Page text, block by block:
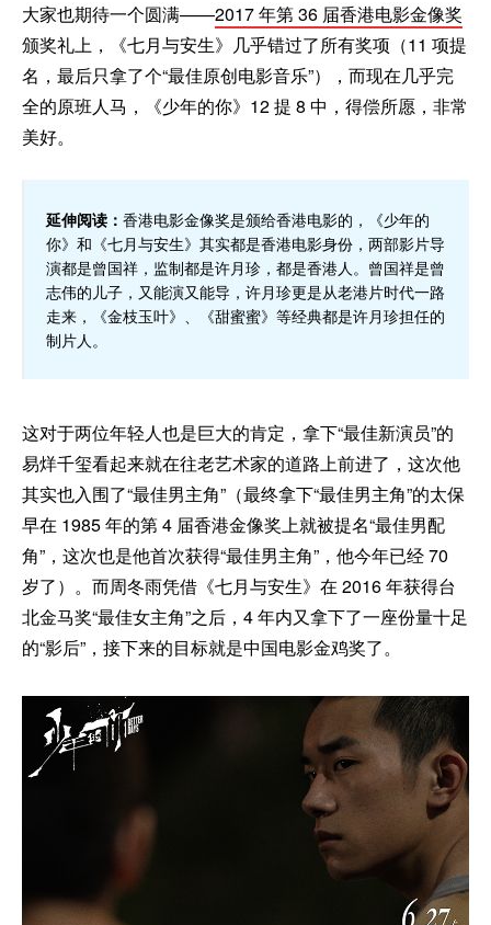
大家也期待一个圆满——2017 年第 36 届香港电影金像奖
颁奖礼上，《七月与安生》几乎错过了所有奖项（11 项提
名，最后只拿了个“最佳原创电影音乐”），而现在几乎完
全的原班人马，《少年的你》12 提 8 中，得偿所愿，非常
美好。
延伸阅读： 香港电影金像奖是颁给香港电影的，《少年的
你》和《七月与安生》其实都是香港电影身份，两部影片导
演都是曾国祥，监制都是许月珍，都是香港人。曾国祥是曾
志伟的儿子，又能演又能导，许月珍更是从老港片时代一路
走来，《金枝玉叶》、《甜蜜蜜》等经典都是许月珍担任的
制片人。
这对于两位年轻人也是巨大的肯定，拿下“最佳新演员”的
易烊千玺看起来就在往老艺术家的道路上前进了，这次他
其实也入围了“最佳男主角”（最终拿下“最佳男主角”的太保
早在 1985 年的第 4 届香港金像奖上就被提名“最佳男配
角”，这次也是他首次获得“最佳男主角”，他今年已经 70
岁了）。而周冬雨凭借《七月与安生》在 2016 年获得台
北金马奖“最佳女主角”之后，4 年内又拿下了一座份量十足
的“影后”，接下来的目标就是中国电影金鸡奖了。